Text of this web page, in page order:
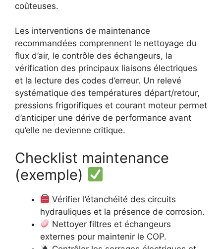
coûteuses.
Les interventions de maintenance
recommandées comprennent le nettoyage du
flux d’air, le contrôle des échangeurs, la
vérification des principaux liaisons électriques
et la lecture des codes d’erreur. Un relevé
systématique des températures départ/retour,
pressions frigorifiques et courant moteur permet
d’anticiper une dérive de performance avant
qu’elle ne devienne critique.
Checklist maintenance
(exemple)
Vérifier l’étanchéité des circuits
hydrauliques et la présence de corrosion.
Nettoyer filtres et échangeurs
externes pour maintenir le COP.